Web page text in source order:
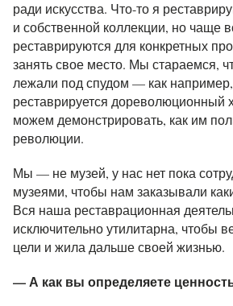
ради искусства. Что-то я
и собственной коллекции, но чаще
реставрируются для конкретных
занять свое место. Мы стараемся,
лежали под спудом — как
реставрируется дореволюционный
можем демонстрировать, как им
революции.
Мы — не музей, у нас нет пока
музеями, чтобы нам заказывали
Вся наша реставрационная
исключительно утилитарна, чтобы
цели и жила дальше своей жизнью.
— А как вы определяете